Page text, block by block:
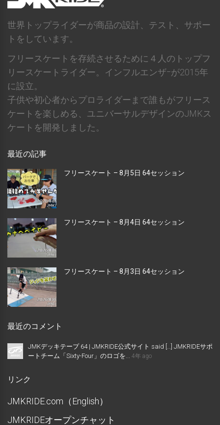
世界トップライダーが商品の設計、テスト、サポー
トをしています。
フリースケートを存続させるために４人のトップフ
リースケートライダー。インフルエンザｰが2015年
に設立。
子供や初心者からプロライダーまで誰もがフリース
ケートを楽しめる、ユニバーサルデザインのJMKス
ケートを開発しました。
最近の記事
フリースケート – 8月5日 64セッション
フリースケート – 8月4日 64セッション
フリースケート – 8月3日 64セッション
最近のコメント
JMKデッキテープ 64 | JMKRIDE公式サイト said […] JMKRIDEサポ
ートチーム「Sixty-Four」のロゴを...
4年 ago
リンク
JMKRIDE.com（English）
JMKRIDEオープンチャット